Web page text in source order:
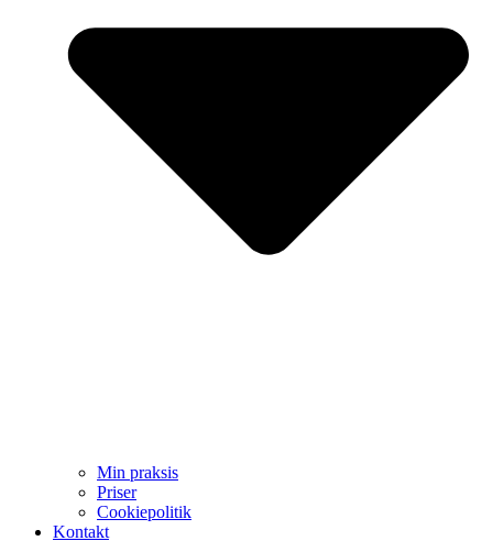
Min praksis
Priser
Cookiepolitik
Kontakt